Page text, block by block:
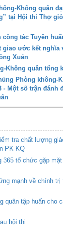
Không quân
tại Hội thi Thợ
tác Tuyên
giao ước kết
Xuân
Không quân tổng
Phòng không-
- Một số trận đánh
tra chất lượng
PK-KQ
365 tổ chức gặp
mạnh về chính trị
quân tập huấn cho
hội thi